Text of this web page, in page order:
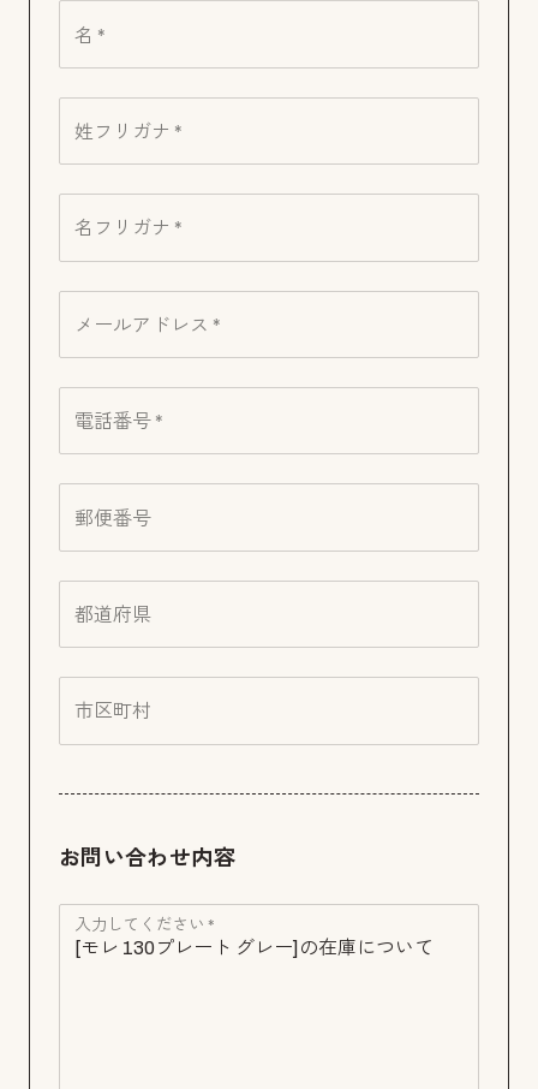
名 *
姓フリガナ *
名フリガナ *
メールアドレス *
電話番号 *
郵便番号
都道府県
市区町村
お問い合わせ内容
入力してください *